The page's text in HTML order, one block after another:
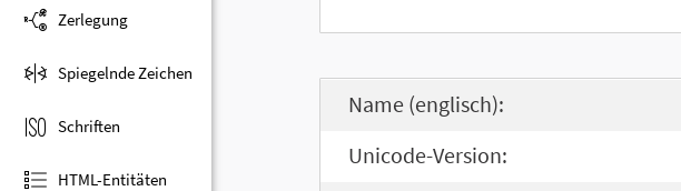
Zerlegung
Spiegelnde Zeichen
Schriften
HTML-Entitäten
Name (englisch):
Unicode-Version: